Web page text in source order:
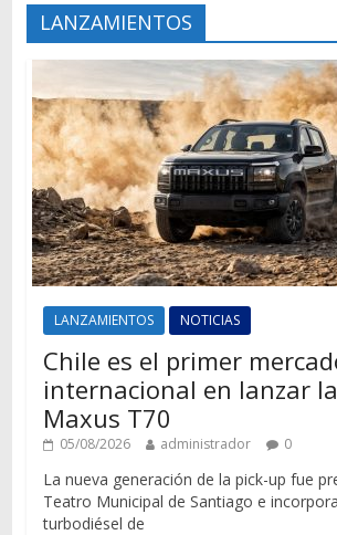
LANZAMIENTOS
LANZAMIENTOS NOTICIAS
Chile es el primer
internacional en lanzar
Maxus T70
05/08/2026 administrador 0
La nueva generación de la pick-up fue
Teatro Municipal de Santiago e
turbodiésel de